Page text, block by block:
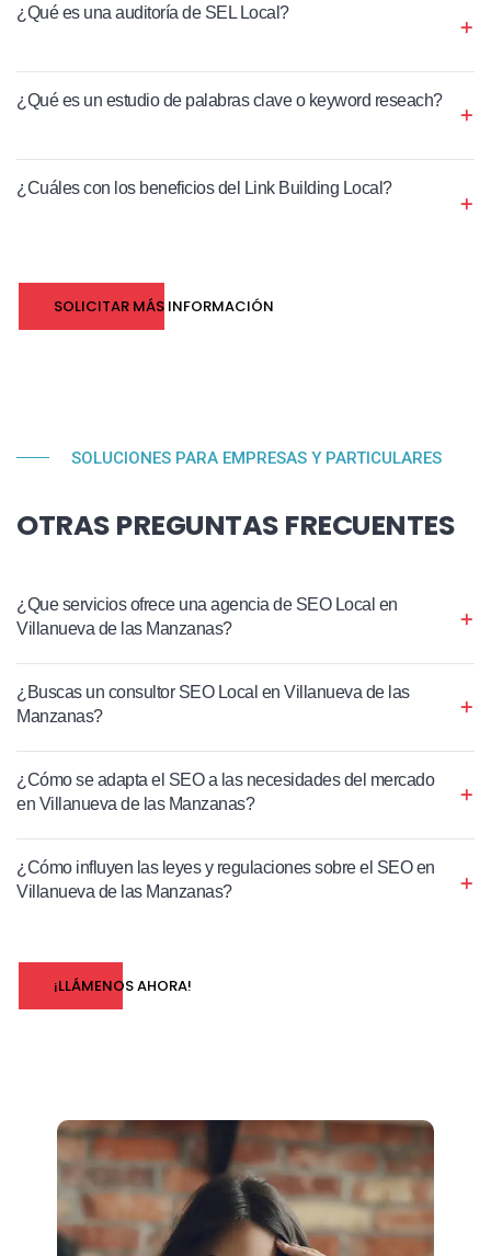
¿Qué es una auditoría de SEL Local?
¿Qué es un estudio de palabras clave o keyword reseach?
¿Cuáles con los beneficios del Link Building Local?
SOLICITAR MÁS INFORMACIÓN
SOLUCIONES PARA EMPRESAS Y PARTICULARES
OTRAS PREGUNTAS FRECUENTES
¿Que servicios ofrece una agencia de SEO Local en
Villanueva de las Manzanas?
¿Buscas un consultor SEO Local en Villanueva de las
Manzanas?
¿Cómo se adapta el SEO a las necesidades del mercado
en Villanueva de las Manzanas?
¿Cómo influyen las leyes y regulaciones sobre el SEO en
Villanueva de las Manzanas?
¡LLÁMENOS AHORA!